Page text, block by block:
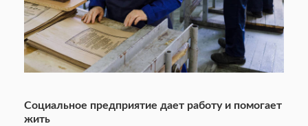
Социальное предприятие дает работу и помогает
жить